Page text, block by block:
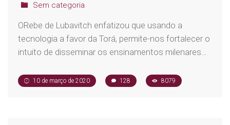
Sem categoria
ORebe de Lubavitch enfatizou que usando a
tecnologia a favor da Torá, permite-nos fortalecer o
intuito de disseminar os ensinamentos milenares…
10 de março de 2020 128 8079